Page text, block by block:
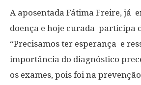
A aposentada Fátima Freire, já
doença e hoje curada participa
“Precisamos ter esperança e
importância do diagnóstico
os exames, pois foi na